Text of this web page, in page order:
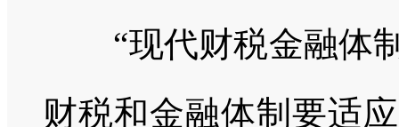
“现代财税金融体
财税和金融体制要适